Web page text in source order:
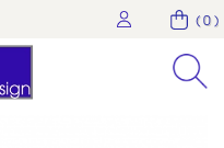
( 0 )